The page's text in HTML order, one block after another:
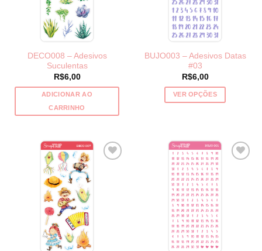
DECO008 – Adesivos
Suculentas
R$6,00
ADICIONAR AO
CARRINHO
BUJO003 – Adesivos Datas
#03
R$6,00
VER OPÇÕES
várias
variantes.
As
opções
podem
ser
escolhidas
na
página